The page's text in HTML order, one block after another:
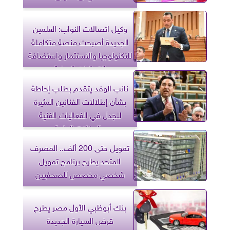
وكيل اتصالات النواب: العلمين
الجديدة أصبحت منصة متكاملة
للتكنولوجيا والاستثمار واستضافة
الفعاليات الدولية
نائب الوفد يتقدم بطلب إحاطة
بشأن إطلالات الفنانين المثيرة
للجدل في الفعاليات الفنية
والحفلات العامة
تمويل حتى 200 ألف.. المصرف
المتحد يطرح برنامج تمويل
شخصي مخصص للصحفيين
بنك أبوظبي الأول مصر يطرح
قرض السيارة الجديدة